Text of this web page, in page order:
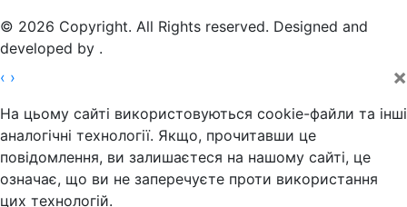
© 2026 Copyright. All Rights reserved. Designed and
developed by .
‹ › ×
На цьому сайті використовуються cookie-файли та інші
аналогічні технології. Якщо, прочитавши це
повідомлення, ви залишаєтеся на нашому сайті, це
означає, що ви не заперечуєте проти використання
цих технологій.